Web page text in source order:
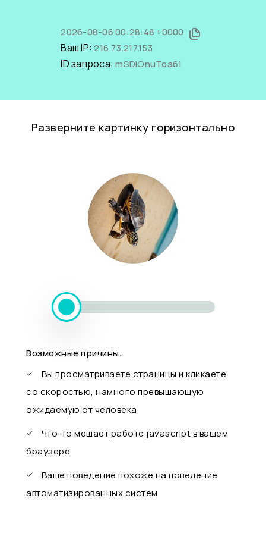
2026-08-06 00:28:48 +0000
Ваш IP:216.73.217.153
ID запроса:mSDlOnuToa61
Разверните картинку горизонтально
Возможные причины:
Вы просматриваете страницы и кликаете
со скоростью, намного превышающую
ожидаемую от человека
Что-то мешает работе javascript в вашем
браузере
Ваше поведение похоже на поведение
автоматизированных систем